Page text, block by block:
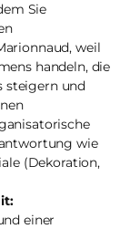
Sie
weil
handeln, die
steigern und
wie
(Dekoration,
einer